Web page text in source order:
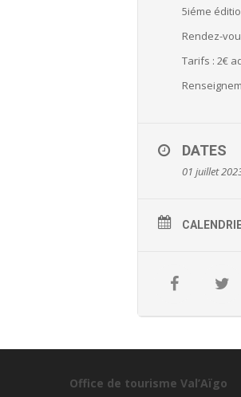
5iéme
Rendez-
Tarifs : 2€
DATES
01 juillet
Office de tourisme Val’Aïgo